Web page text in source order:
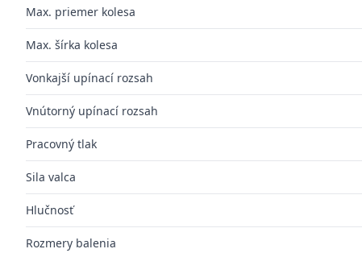
Max. priemer kolesa
Max. šírka kolesa
Vonkajší upínací rozsah
Vnútorný upínací rozsah
Pracovný tlak
Sila valca
Hlučnosť
Rozmery balenia